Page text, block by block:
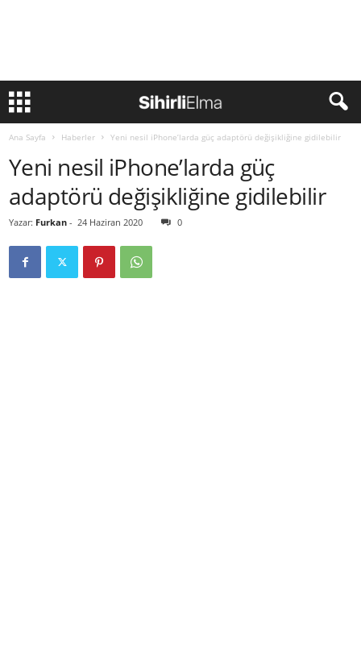
Ana Sayfa Haberler Yeni nesil iPhone’larda güç adaptörü değişikliğine gidilebilir
Yeni nesil iPhone’larda güç
adaptörü değişikliğine gidilebilir
Yazar: Furkan - 24 Haziran 2020 0